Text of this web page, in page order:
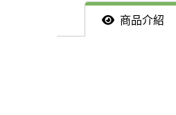
商品介紹